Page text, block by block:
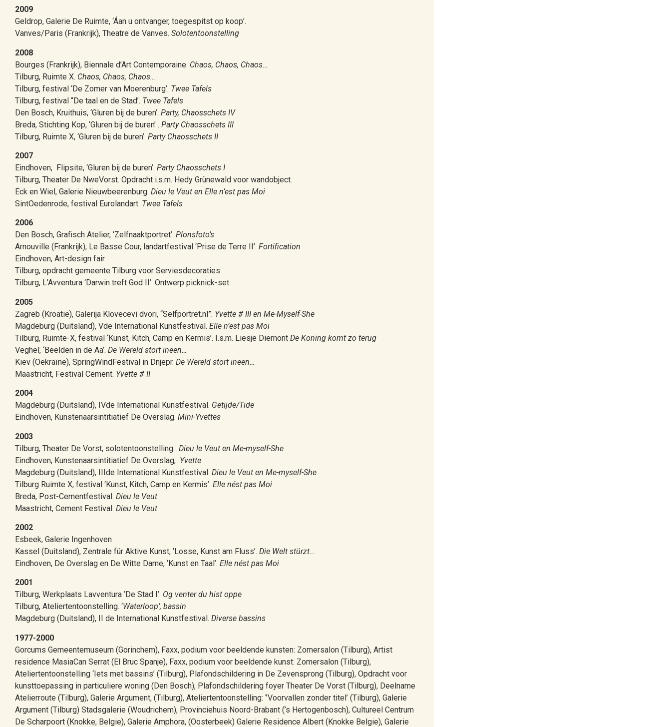
2009
Geldrop, Galerie De Ruimte, ‘Áan u ontvanger, toegespitst op koop’.
Vanves/Paris (Frankrijk), Theatre de Vanves. Solotentoonstelling
2008
Bourges (Frankrijk), Biennale d’Art Contemporaine. Chaos, Chaos, Chaos…
Tilburg, Ruimte X. Chaos, Chaos, Chaos…
Tilburg, festival ‘De Zomer van Moerenburg’. Twee Tafels
Tilburg, festival “De taal en de Stad’. Twee Tafels
Den Bosch, Kruithuis, ‘Gluren bij de buren’. Party, Chaosschets IV
Breda, Stichting Kop, ‘Gluren bij de buren’ . Party Chaosschets III
Tilburg, Ruimte X, ‘Gluren bij de buren’. Party Chaosschets II
2007
Eindhoven, Flipsite, ‘Gluren bij de buren’. Party Chaosschets I
Tilburg, Theater De NweVorst. Opdracht i.s.m. Hedy Grünewald voor wandobject.
Eck en Wiel, Galerie Nieuwbeerenburg. Dieu le Veut en Elle n’est pas Moi
SintOedenrode, festival Eurolandart. Twee Tafels
2006
Den Bosch, Grafisch Atelier, ‘Zelfnaaktportret’. Plonsfoto’s
Arnouville (Frankrijk), Le Basse Cour, landartfestival ‘Prise de Terre II’. Fortification
Eindhoven, Art-design fair
Tilburg, opdracht gemeente Tilburg voor Serviesdecoraties
Tilburg, L’Avventura ‘Darwin treft God II’. Ontwerp picknick-set.
2005
Zagreb (Kroatie), Galerija Klovecevi dvori, “Selfportret.nl”. Yvette # III en Me-Myself-She
Magdeburg (Duitsland), Vde International Kunstfestival. Elle n’est pas Moi
Tilburg, Ruimte-X, festival ‘Kunst, Kitch, Camp en Kermis’. I.s.m. Liesje Diemont De Koning komt zo terug
Veghel, ‘Beelden in de Aa’. De Wereld stort ineen…
Kiev (Oekraïne), SpringWindFestival in Dnjepr. De Wereld stort ineen…
Maastricht, Festival Cement. Yvette # II
2004
Magdeburg (Duitsland), IVde International Kunstfestival. Getijde/Tide
Eindhoven, Kunstenaarsintitiatief De Overslag. Mini-Yvettes
2003
Tilburg, Theater De Vorst, solotentoonstelling. Dieu le Veut en Me-myself-She
Eindhoven, Kunstenaarsintitiatief De Overslag, Yvette
Magdeburg (Duitsland), IIIde International Kunstfestival. Dieu le Veut en Me-myself-She
Tilburg Ruimte X, festival ‘Kunst, Kitch, Camp en Kermis’. Elle nést pas Moi
Breda, Post-Cementfestival. Dieu le Veut
Maastricht, Cement Festival. Dieu le Veut
2002
Esbeek, Galerie Ingenhoven
Kassel (Duitsland), Zentrale für Aktive Kunst, ‘Losse, Kunst am Fluss’. Die Welt stürzt…
Eindhoven, De Overslag en De Witte Dame, ‘Kunst en Taal’. Elle nést pas Moi
2001
Tilburg, Werkplaats Lavventura ‘De Stad I’. Og venter du hist oppe
Tilburg, Ateliertentoonstelling. ‘Waterloop’, bassin
Magdeburg (Duitsland), II de International Kunstfestival. Diverse bassins
1977-2000
Gorcums Gemeentemuseum (Gorinchem), Faxx, podium voor beeldende kunsten: Zomersalon (Tilburg), Artist
residence MasiaCan Serrat (El Bruc Spanje), Faxx, podium voor beeldende kunst: Zomersalon (Tilburg),
Ateliertentoonstelling ‘Iets met bassins’ (Tilburg), Plafondschildering in De Zevensprong (Tilburg), Opdracht voor
kunsttoepassing in particuliere woning (Den Bosch), Plafondschildering foyer Theater De Vorst (Tilburg), Deelname
Atelierroute (Tilburg), Galerie Argument, (Tilburg), Ateliertentoonstelling: ‘’Voorvallen zonder titel’ (Tilburg), Galerie
Argument (Tilburg) Stadsgalerie (Woudrichem), Provinciehuis Noord-Brabant (’s Hertogenbosch), Cultureel Centrum
De Scharpoort (Knokke, Belgie), Galerie Amphora, (Oosterbeek) Galerie Residence Albert (Knokke Belgie), Galerie